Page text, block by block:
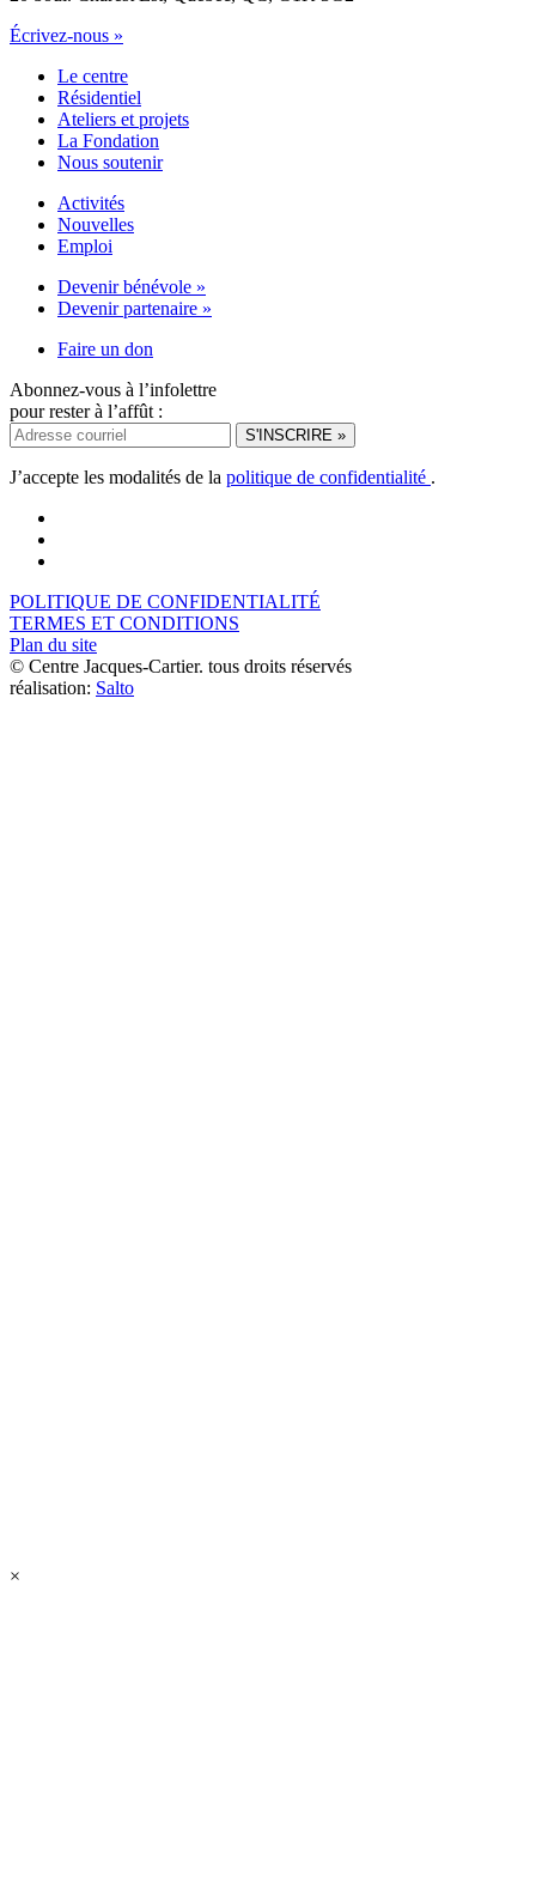
Écrivez-nous »
Le centre
Résidentiel
Ateliers et projets
La Fondation
Nous soutenir
Activités
Nouvelles
Emploi
Devenir bénévole »
Devenir partenaire »
Faire un don
Abonnez-vous à l’infolettre
pour rester à l’affût :
J’accepte les modalités de la politique de confidentialité .
POLITIQUE DE CONFIDENTIALITÉ
TERMES ET CONDITIONS
Plan du site
© Centre Jacques-Cartier. tous droits réservés
réalisation: Salto
×